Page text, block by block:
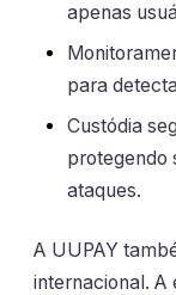
apenas
para
Custódia
protegendo
ataques.
A UUPAY
internacional. A